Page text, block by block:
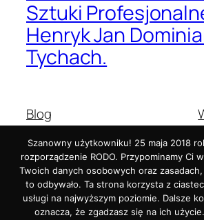
Sztuki
Henryk Jan
Tychach.
Blog
O nas
Najczęściej zadawane pytania
Autorzy
Szanowny użytkowniku! 25 maja 2018
rozporządzenie RODO. Przypominamy Ci
Twoich danych osobowych oraz
to odbywało. Ta strona korzysta z
usługi na najwyższym poziomie. Dalsze
oznacza, że zgadzasz się na ich użycie.